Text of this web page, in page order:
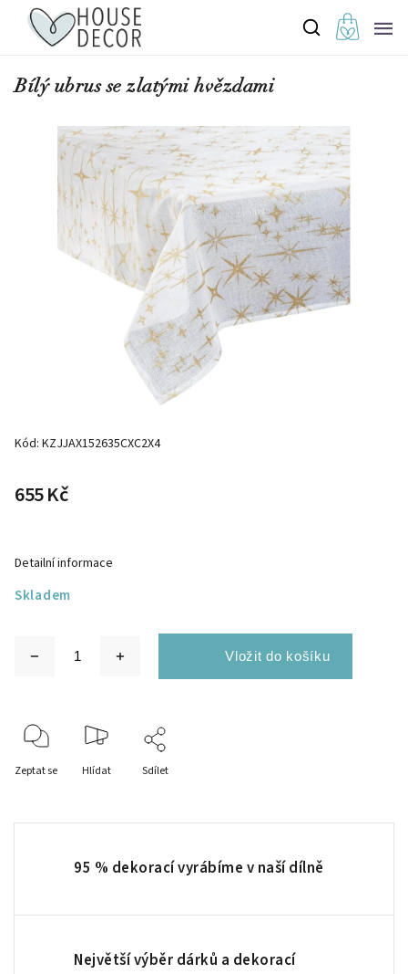
Bílý ubrus se zlatými hvězdami
Kód: KZJJAX152635CXC2X4
655 Kč
Skladem
Detailní informace
Zeptat se Hlídat Sdílet
95 % dekorací vyrábíme v naší dílně
Největší výběr dárků a dekorací